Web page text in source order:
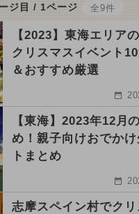
ジ目 / 1ページ 全9件
【2023】東海エリア
クリスマスイベント
＆おすすめ厳選
【東海】2023年12月
め！親子向けおでか
トまとめ
志摩スペイン村でク